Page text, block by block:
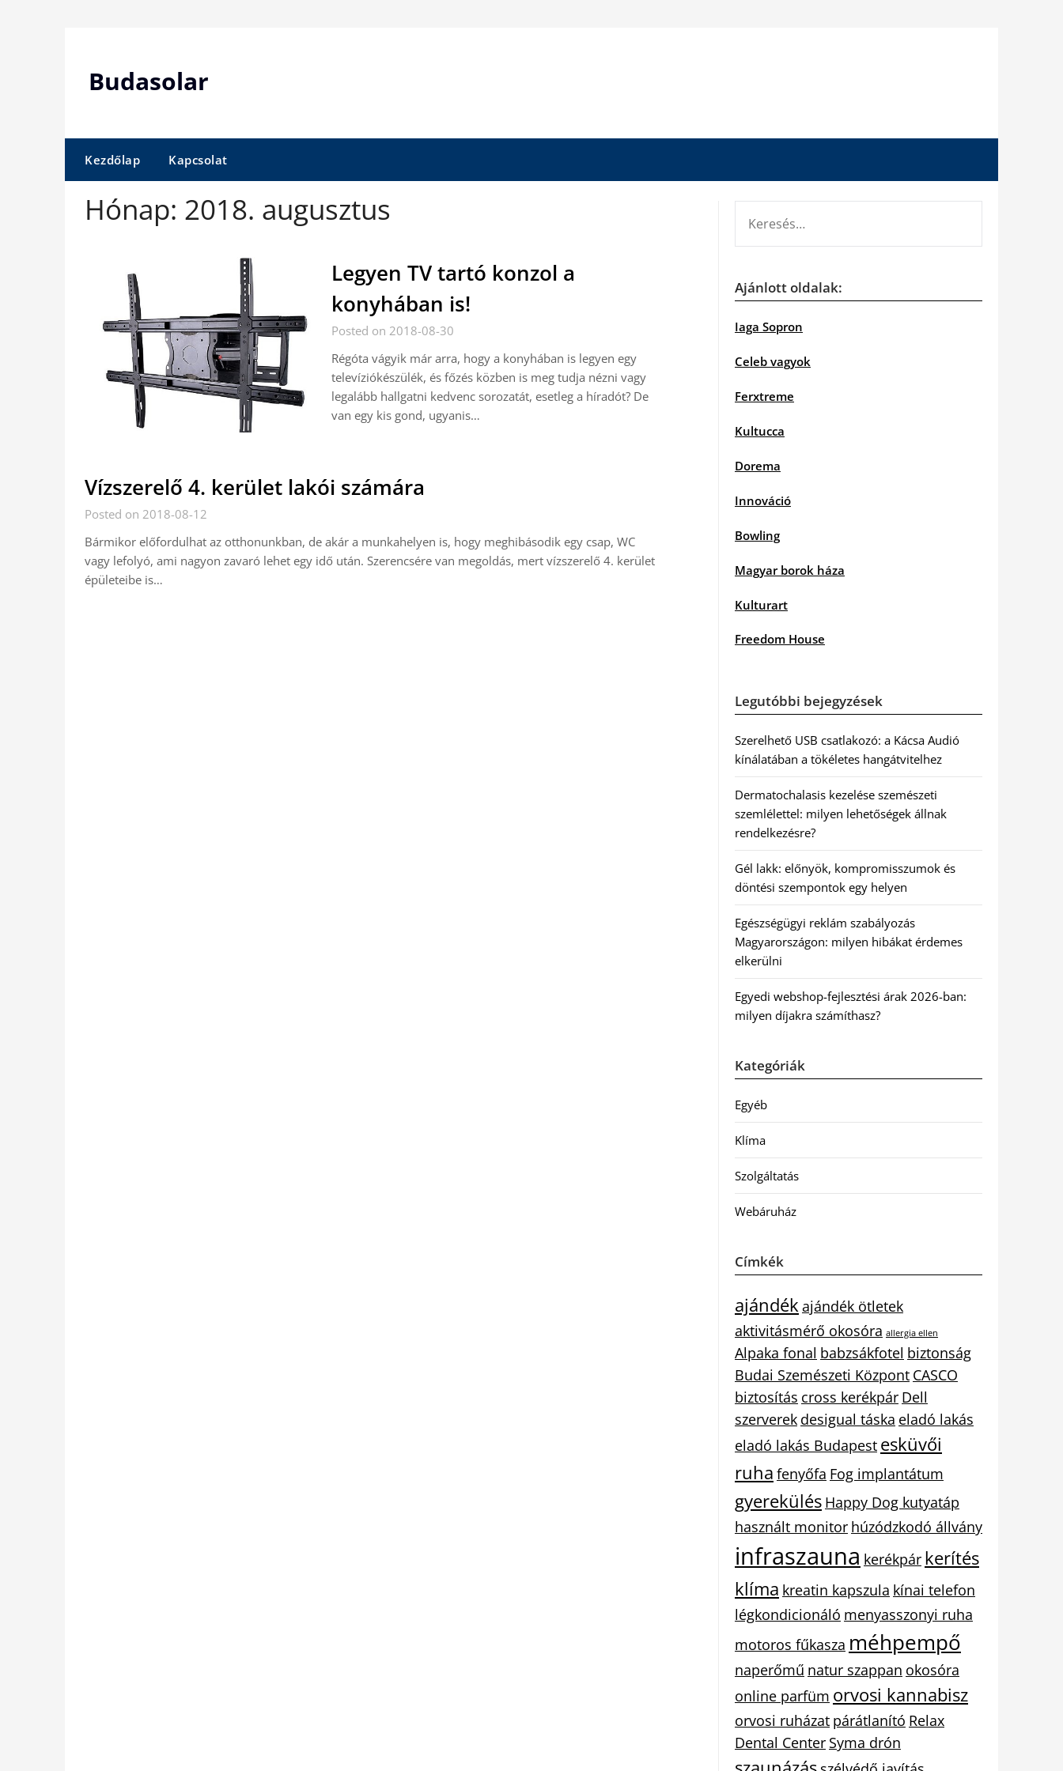
Budasolar
Kezdőlap Kapcsolat
Hónap: 2018. augusztus
Legyen TV tartó konzol a
konyhában is!
Posted on 2018-08-30
Régóta vágyik már arra, hogy a konyhában is legyen egy
televíziókészülék, és főzés közben is meg tudja nézni vagy
legalább hallgatni kedvenc sorozatát, esetleg a híradót? De
van egy kis gond, ugyanis…
Vízszerelő 4. kerület lakói számára
Posted on 2018-08-12
Bármikor előfordulhat az otthonunkban, de akár a munkahelyen is, hogy meghibásodik egy csap, WC
vagy lefolyó, ami nagyon zavaró lehet egy idő után. Szerencsére van megoldás, mert vízszerelő 4. kerület
épületeibe is…
Ajánlott oldalak:
Iaga Sopron
Celeb vagyok
Ferxtreme
Kultucca
Dorema
Innováció
Bowling
Magyar borok háza
Kulturart
Freedom House
Legutóbbi bejegyzések
Szerelhető USB csatlakozó: a Kácsa Audió
kínálatában a tökéletes hangátvitelhez
Dermatochalasis kezelése szemészeti
szemlélettel: milyen lehetőségek állnak
rendelkezésre?
Gél lakk: előnyök, kompromisszumok és
döntési szempontok egy helyen
Egészségügyi reklám szabályozás
Magyarországon: milyen hibákat érdemes
elkerülni
Egyedi webshop-fejlesztési árak 2026-ban:
milyen díjakra számíthasz?
Kategóriák
Egyéb
Klíma
Szolgáltatás
Webáruház
Címkék
ajándékajándék ötletek
aktivitásmérő okosóra allergia ellen
Alpaka fonal babzsákfotel biztonság
Budai Szemészeti Központ CASCO
biztosítás cross kerékpár Dell
szerverek desigual táska eladó lakás
eladó lakás Budapest esküvői
ruha fenyőfa Fog implantátum
gyerekülés Happy Dog kutyatáp
használt monitor húzódzkodó állvány
infraszauna kerékpár kerítés
klíma kreatin kapszula kínai telefon
légkondicionáló menyasszonyi ruha
motoros fűkasza méhpempő
naperőmű natur szappan okosóra
online parfüm orvosi kannabisz
orvosi ruházat párátlanító Relax
Dental Center Syma drón